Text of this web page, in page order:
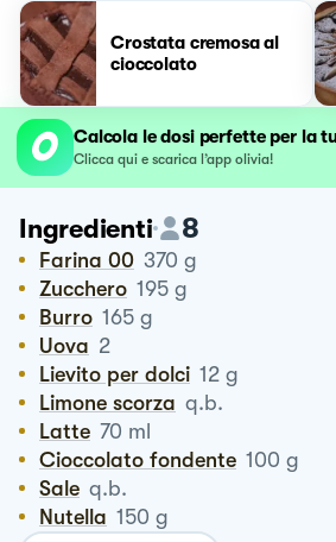
Crostata cremosa al
cioccolato
Calcola le dosi perfette per la
Clicca qui e scarica l’app olivia!
Ingredienti 8
Farina 00 370 g
Zucchero 195 g
Burro 165 g
Uova 2
Lievito per dolci 12 g
Limone scorza q.b.
Latte 70 ml
Cioccolato fondente 100 g
Sale q.b.
Nutella 150 g